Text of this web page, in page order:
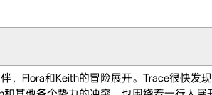
，Flora和Keith的冒险展开。Trace很快发